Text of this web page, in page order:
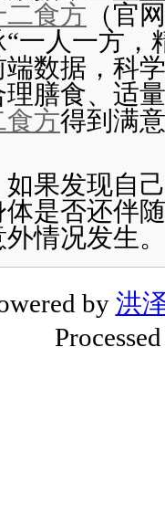
二食方 （官
“一人一方，
数据，科
膳食、适
食方得到满
果发现自
是否还伴
情况发生。
by 洪